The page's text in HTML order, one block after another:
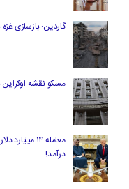
گاردین: بازسازی
مسکو نقشه اوکراین
معامله ۱۴
درآمد!